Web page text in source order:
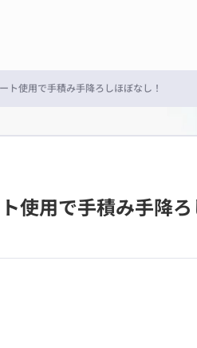
ト使用で手積み手降ろしほぼなし！
使用で手積み手降ろ